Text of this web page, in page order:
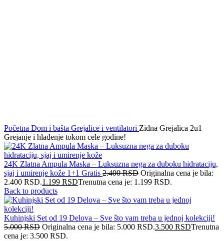
Početna Dom i bašta Grejalice i ventilatori Zidna Grejalica 2u1 –
Grejanje i hlađenje tokom cele godine!
24K Zlatna Ampula Maska – Luksuzna nega za duboku hidrataciju,
sjaj i umirenje kože 1+1 Gratis 2.400RSD Originalna cena je bila:
2.400 RSD.1.199 RSDTrenutna cena je: 1.199 RSD.
Back to products
Kuhinjski Set od 19 Delova – Sve što vam treba u jednoj kolekciji!
5.000RSD Originalna cena je bila: 5.000 RSD.3.500 RSDTrenutna
cena je: 3.500 RSD.